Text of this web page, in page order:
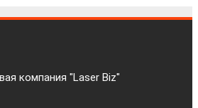
компания "Laser Biz"